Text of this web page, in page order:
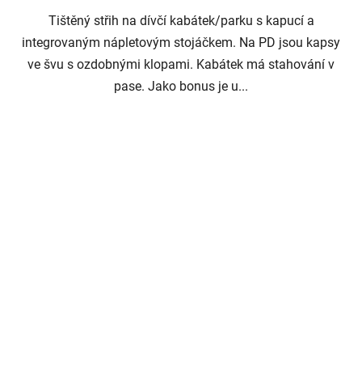
Tištěný střih na dívčí kabátek/parku s kapucí a
integrovaným nápletovým stojáčkem. Na PD jsou kapsy
ve švu s ozdobnými klopami. Kabátek má stahování v
pase. Jako bonus je u...